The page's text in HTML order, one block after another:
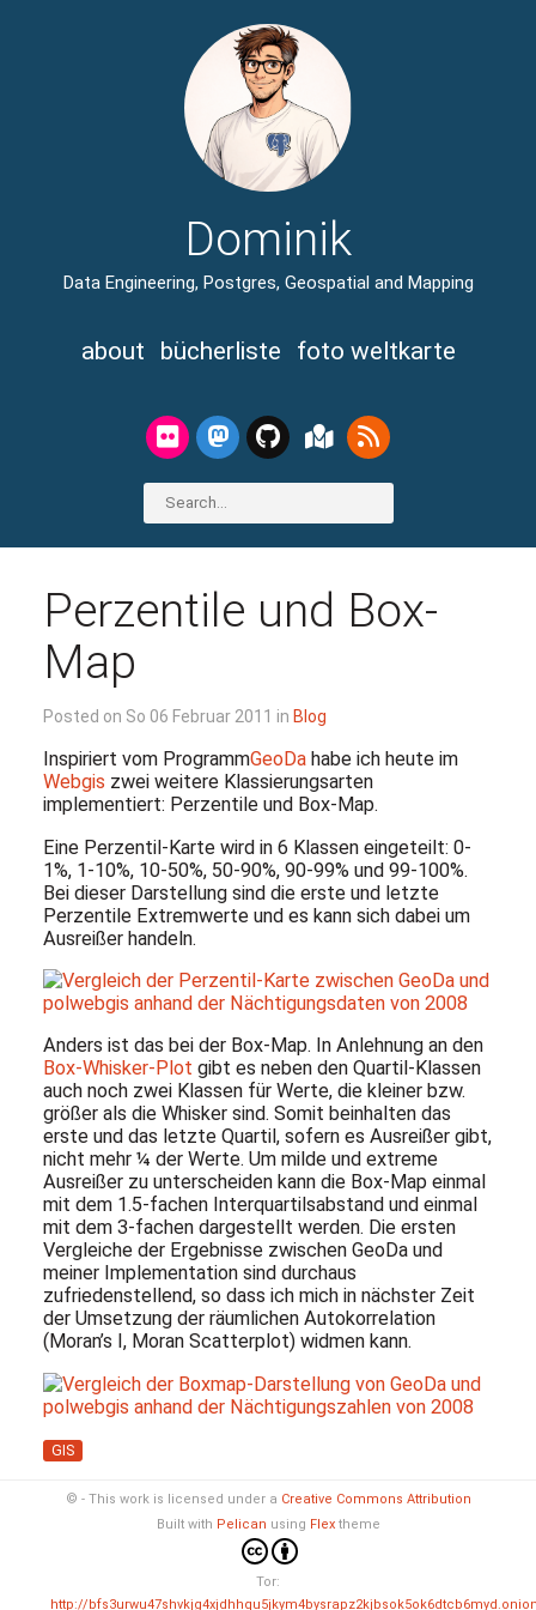
Dominik
Data Engineering, Postgres, Geospatial and Mapping
about bücherliste foto weltkarte
Perzentile und Box-
Map
Posted on So 06 Februar 2011 in Blog
Inspiriert vom ProgrammGeoDahabe ich heute im
Webgis zwei weitere Klassierungsarten
implementiert: Perzentile und Box-Map.
Eine Perzentil-Karte wird in 6 Klassen eingeteilt: 0-
1%, 1-10%, 10-50%, 50-90%, 90-99% und 99-100%.
Bei dieser Darstellung sind die erste und letzte
Perzentile Extremwerte und es kann sich dabei um
Ausreißer handeln.
Anders ist das bei der Box-Map. In Anlehnung an den
Box-Whisker-Plot gibt es neben den Quartil-Klassen
auch noch zwei Klassen für Werte, die kleiner bzw.
größer als die Whisker sind. Somit beinhalten das
erste und das letzte Quartil, sofern es Ausreißer gibt,
nicht mehr ¼ der Werte. Um milde und extreme
Ausreißer zu unterscheiden kann die Box-Map einmal
mit dem 1.5-fachen Interquartilsabstand und einmal
mit dem 3-fachen dargestellt werden. Die ersten
Vergleiche der Ergebnisse zwischen GeoDa und
meiner Implementation sind durchaus
zufriedenstellend, so dass ich mich in nächster Zeit
der Umsetzung der räumlichen Autokorrelation
(Moran’s I, Moran Scatterplot) widmen kann.
GIS
© - This work is licensed under a Creative Commons Attribution
Built with Pelican using Flextheme
Tor:
http://